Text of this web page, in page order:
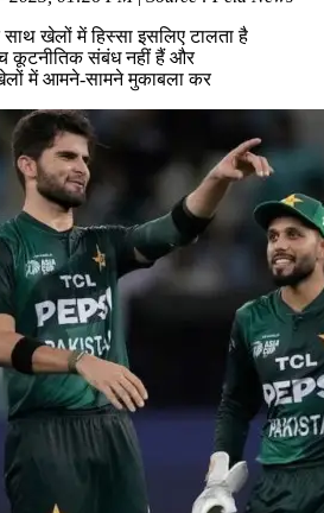
खेलों में हिस्सा इसलिए टालता है
कूटनीतिक संबंध नहीं हैं और
में आमने-सामने मुकाबला कर